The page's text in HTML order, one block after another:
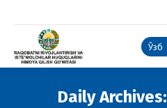
Ўзб
Daily Archives: